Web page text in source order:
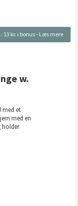
13 kr. i bonus- Læs mere
w.
med et
med en
holder